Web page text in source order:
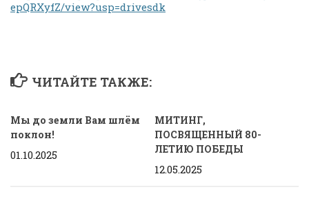
epQRXyfZ/view?usp=drivesdk
ЧИТАЙТЕ ТАКЖЕ:
Мы до земли Вам шлём
поклон!
01.10.2025
МИТИНГ,
ПОСВЯЩЕННЫЙ 80-
ЛЕТИЮ ПОБЕДЫ
12.05.2025